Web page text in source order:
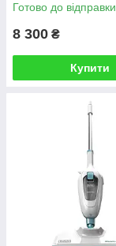
Готово до відправки
8 300 ₴
Купити